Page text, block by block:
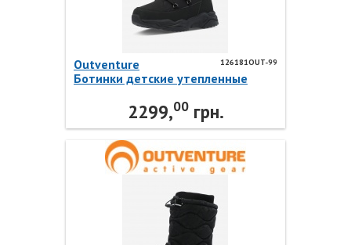
126181OUT-99
Outventure
Ботинки детские утепленные
Outventure2299,00грн.